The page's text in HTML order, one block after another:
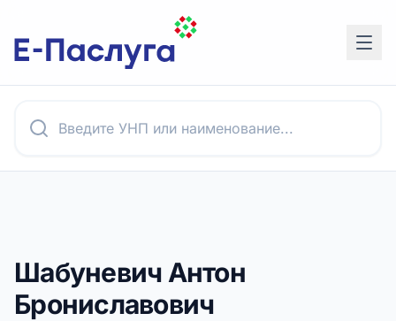
Шабуневич Антон
Брониславович